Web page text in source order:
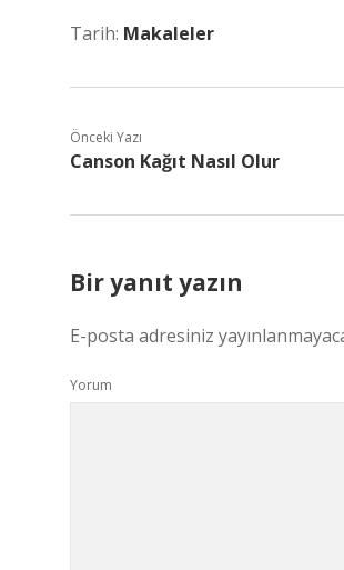
Tarih: Makaleler
Önceki Yazı
Canson Kağıt Nasıl Olur
Bir yanıt yazın
E-posta adresiniz
Yorum